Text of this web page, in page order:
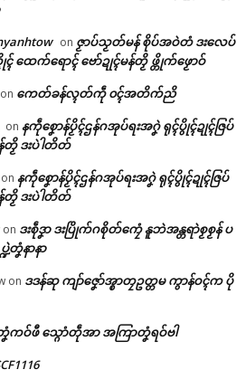
on ဇၟာပ်သၟတ်မန် စိုပ်အဝဲတံ ဒးလေပ်
ထေက်ရောၚ် ဗော်ဍုၚ်မန်တၟိ ဖ္တိုက်ဖၟောဝ်
on ကေတ်ခန်လ္ၚတ်ကဵု ၀ၚ်အတိက်ညိ
on နကဵုစၞောန်ပၟိၚ်ဌန်ဂအုပ်ရးအဂၞဲ ရုၚ်ပွိုၚ်ဍုၚ်ဇြပ်
တၟိ ဒးပဲါတိတ်
on နကဵုစၞောန်ပၟိၚ်ဌန်ဂအုပ်ရးအဂၞဲ ရုၚ်ပွိုၚ်ဍုၚ်ဇြပ်
တၟိ ဒးပဲါတိတ်
on ဒးစဵုဒၞာ ဒးပြိုက်ဂစိုတ်ကၠေံ နူဘဲအန္တရာဲစၟစၟန် ပ
တၞံနာနာ
on ဒဒန်ဆု ကျာ်ဇၞော်အ္စာတၠဥတ္တမ ကွာန်ဝၚ်က ပို
ကဝ်ဖီ သ္ဂောံတဵုအာ အကြာတၞံရဝ်ဗါ